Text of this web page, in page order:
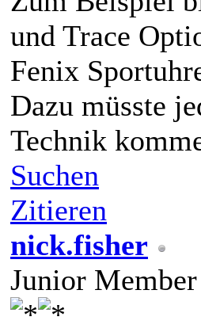
und Trace
Fenix
Dazu müsste
Technik
Suchen
Zitieren
nick.fisher
Junior Member